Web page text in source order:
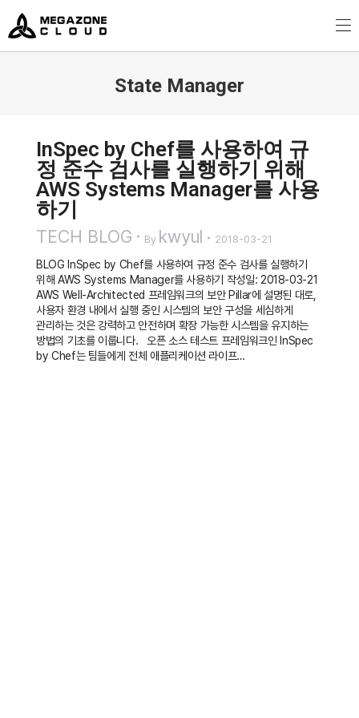
MegazoneCloud
디지털 전문 기업, 메가존클라우드
State Manager
InSpec by Chef를 사용하여 규
정 준수 검사를 실행하기 위해
AWS Systems Manager를 사용
하기
TECH BLOG By kwyul 2018-03-21
BLOG InSpec by Chef를 사용하여 규정 준수 검사를 실행하기
위해 AWS Systems Manager를 사용하기 작성일: 2018-03-21
AWS Well-Architected 프레임워크의 보안 Pillar에 설명된 대로,
사용자 환경 내에서 실행 중인 시스템의 보안 구성을 세심하게
관리하는 것은 강력하고 안전하며 확장 가능한 시스템을 유지하는
방법의 기초를 이룹니다. 오픈 소스 테스트 프레임워크인 InSpec
by Chef는 팀들에게 전체 애플리케이션 라이프…